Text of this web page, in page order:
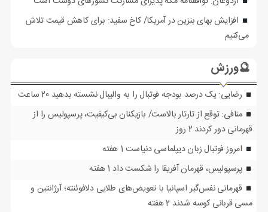
افزایش بهای بنزین در آمریکا/ کاخ سفید: برای کاهش قیمت تلاش
می‌کنیم
🔮ورزش
رضایی: یک درصد بودجه فوتبال را به والیبال نشسته بدهید 20 ساعت
منافی: توقع از تارتار بالاست/ بازیکنان بی‌کیفیت، پرسپولیس را از
قهرمانی دور کردند 2 روز
امروز فوتبال زبان دیپلماسی دنیاست 1 هفته
پرسپولیس، قهرمان آفریقا را شکست داد 1 هفته
قهرمانی نفس‌گیر اسپانیا با تعویض‌های طلایی دلافوئنته؛ آرژانتین و
مسی قربانی کوسه شدند 2 هفته